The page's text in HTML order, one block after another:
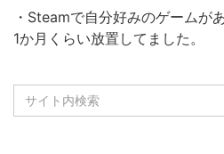
・Steamで自分好みのゲームが
1か月くらい放置してました。